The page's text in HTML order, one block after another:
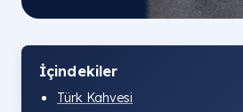
İçindekiler
Türk Kahvesi